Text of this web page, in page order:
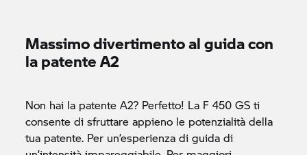
Massimo divertimento al guida con
la patente A2
Non hai la patente A2? Perfetto! La F 450 GS ti
consente di sfruttare appieno le potenzialità della
tua patente. Per un’esperienza di guida di